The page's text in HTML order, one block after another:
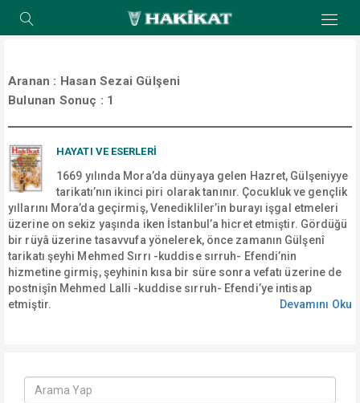
Aranan : Hasan Sezai Gülşeni
Bulunan Sonuç : 1
HAYATI VE ESERLERİ
1669 yılında Mora’da dünyaya gelen Hazret, Gülşeniyye
tarikatı’nın ikinci piri olarak tanınır. Çocukluk ve gençlik
yıllarını Mora’da geçirmiş, Venedikliler’in burayı işgal etmeleri
üzerine on sekiz yaşında iken İstanbul’a hicret etmiştir. Gördüğü
bir rüyâ üzerine tasavvufa yönelerek, önce zamanın Gülşenî
tarikatı şeyhi Mehmed Sırrı -kuddise sırruh- Efendi’nin
hizmetine girmiş, şeyhinin kısa bir süre sonra vefatı üzerine de
postnişîn Mehmed Lalli -kuddise sırruh- Efendi’ye intisap
etmiştir.
Devamını Oku